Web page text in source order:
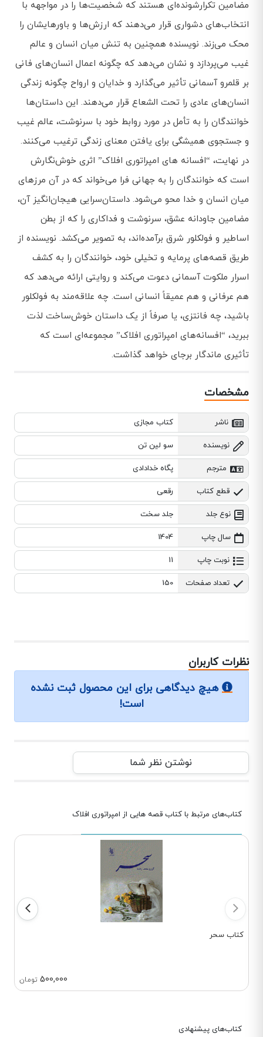
مضامین تکرارشونده‌ای هستند که شخصیت‌ها را در مواجهه با
انتخاب‌های دشواری قرار می‌دهند که ارزش‌ها و باورهایشان را
محک می‌زند. نویسنده همچنین به تنش میان انسان و عالم
غیب می‌پردازد و نشان می‌دهد که چگونه اعمال انسان‌های فانی
بر قلمرو آسمانی تأثیر می‌گذارد و خدایان و ارواح چگونه زندگی
انسان‌های عادی را تحت الشعاع قرار می‌دهند. این داستان‌ها
خوانندگان را به تأمل در مورد روابط خود با سرنوشت، عالم غیب
و جستجوی همیشگی برای یافتن معنای زندگی ترغیب می‌کنند.
در نهایت، “افسانه های امپراتوری افلاک” اثری خوش‌نگارش
است که خوانندگان را به جهانی فرا می‌خواند که در آن مرزهای
میان انسان و خدا محو می‌شود. داستان‌سرایی هیجان‌انگیز آن،
مضامین جاودانه عشق، سرنوشت و فداکاری را که از بطن
اساطیر و فولکلور شرق برآمده‌اند، به تصویر می‌کشد. نویسنده از
طریق قصه‌های پرمایه و تخیلی خود، خوانندگان را به کشف
اسرار ملکوت آسمانی دعوت می‌کند و روایتی ارائه می‌دهد که
هم عرفانی و هم عمیقاً انسانی است. چه علاقه‌مند به فولکلور
باشید، چه فانتزی، یا صرفاً از یک داستان خوش‌ساخت لذت
ببرید، “افسانه‌های امپراتوری افلاک” مجموعه‌ای است که
تأثیری ماندگار برجای خواهد گذاشت.
مشخصات
ناشر کتاب مجازی
نویسنده سو لین تن
مترجم پگاه خدادادی
قطع کتاب رقعی
نوع جلد جلد سخت
سال چاپ 1404
نوبت چاپ 11
تعداد صفحات 150
نظرات کاربران
هیچ دیدگاهی برای این محصول ثبت نشده
است!
نوشتن نظر شما
کتاب‌های مرتبط با کتاب قصه هایی از امپراتوری افلاک
کتاب سحر
500,000 تومان
کتاب‌های پیشنهادی